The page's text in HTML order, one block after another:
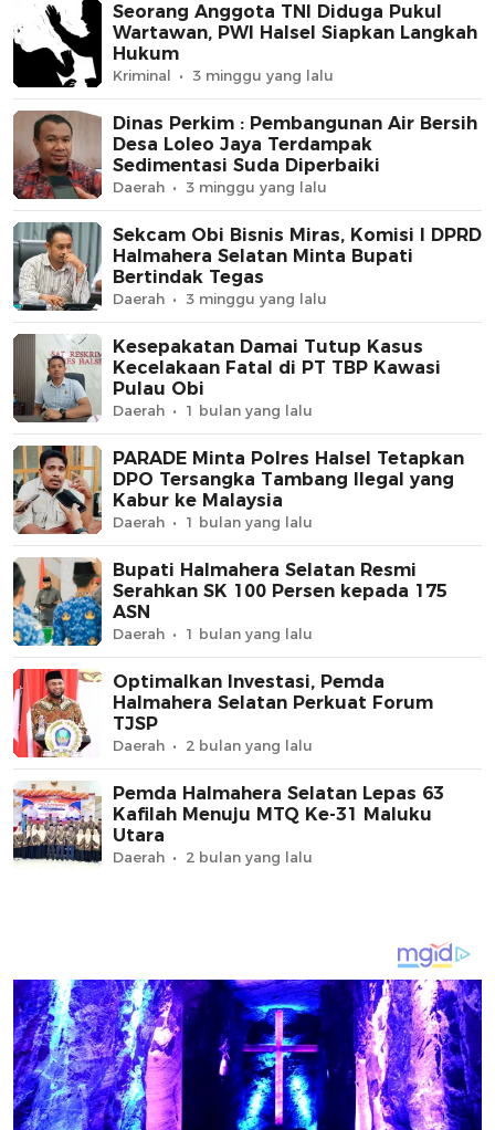
Seorang Anggota TNI Diduga Pukul
Wartawan, PWI Halsel Siapkan Langkah
Hukum
Kriminal 3 minggu yang lalu
Dinas Perkim : Pembangunan Air Bersih
Desa Loleo Jaya Terdampak
Sedimentasi Suda Diperbaiki
Daerah 3 minggu yang lalu
Sekcam Obi Bisnis Miras, Komisi I DPRD
Halmahera Selatan Minta Bupati
Bertindak Tegas
Daerah 3 minggu yang lalu
Kesepakatan Damai Tutup Kasus
Kecelakaan Fatal di PT TBP Kawasi
Pulau Obi
Daerah 1 bulan yang lalu
PARADE Minta Polres Halsel Tetapkan
DPO Tersangka Tambang Ilegal yang
Kabur ke Malaysia
Daerah 1 bulan yang lalu
Bupati Halmahera Selatan Resmi
Serahkan SK 100 Persen kepada 175
ASN
Daerah 1 bulan yang lalu
Optimalkan Investasi, Pemda
Halmahera Selatan Perkuat Forum
TJSP
Daerah 2 bulan yang lalu
Pemda Halmahera Selatan Lepas 63
Kafilah Menuju MTQ Ke-31 Maluku
Utara
Daerah 2 bulan yang lalu